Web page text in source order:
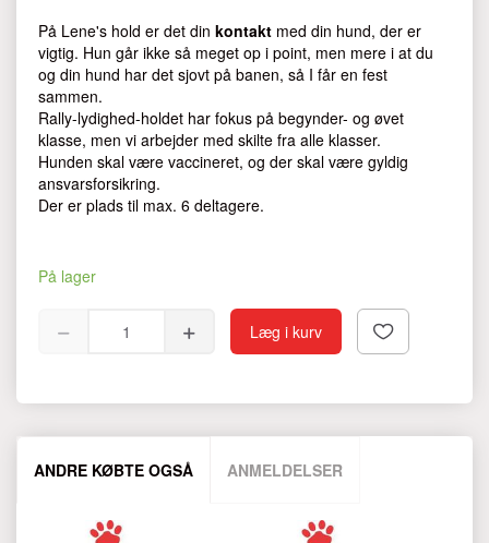
På Lene's hold er det din kontakt med din hund, der er
vigtig. Hun går ikke så meget op i point, men mere i at du
og din hund har det sjovt på banen, så I får en fest
sammen.
Rally-lydighed-holdet har fokus på begynder- og øvet
klasse, men vi arbejder med skilte fra alle klasser.
Hunden skal være vaccineret, og der skal være gyldig
ansvarsforsikring.
Der er plads til max. 6 deltagere.
På lager
Læg i kurv
ANDRE KØBTE OGSÅ ANMELDELSER